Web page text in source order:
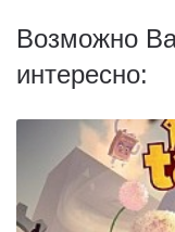
Возможно
интересно: